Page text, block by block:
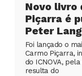
Novo livro
Piçarra é
Peter Lang
Foi lançado o
Carmo Piçarra,
do ICNOVA,
resulta do